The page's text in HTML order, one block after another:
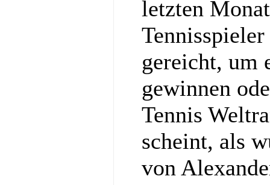
letzten
gereicht, um
gewinnen
Tennis
scheint, als
von